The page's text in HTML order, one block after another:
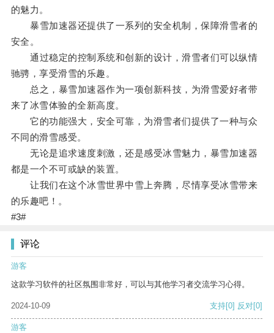
的魅力。
暴雪加速器还提供了一系列的安全机制，保障滑雪者的
安全。
通过稳定的控制系统和创新的设计，滑雪者们可以纵情
驰骋，享受滑雪的乐趣。
总之，暴雪加速器作为一项创新科技，为滑雪爱好者带
来了冰雪体验的全新高度。
它的功能强大，安全可靠，为滑雪者们提供了一种与众
不同的滑雪感受。
无论是追求速度刺激，还是感受冰雪魅力，暴雪加速器
都是一个不可或缺的装置。
让我们在这个冰雪世界中雪上奔腾，尽情享受冰雪带来
的乐趣吧！。
#3#
评论
游客
这款学习软件的社区氛围非常好，可以与其他学习者交流学习心得。
2024-10-09 支持[0] 反对[0]
游客